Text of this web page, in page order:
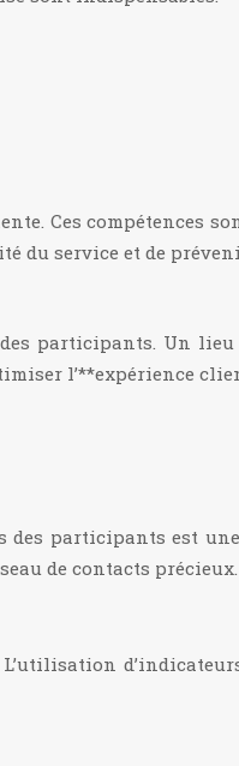
Ces compétences
du service et de
participants. Un lieu
l’**expérience
des participants est
de contacts précieux.